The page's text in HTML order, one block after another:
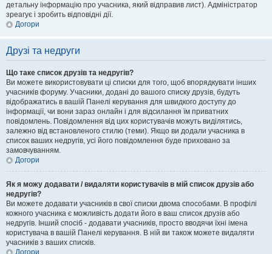
детальну інформацію про учасника, який відправив лист). Адміністратор
зреагує і зробить відповідні дії.
Догори
Друзі та недруги
Що таке список друзів та недругів?
Ви можете використовувати ці списки для того, щоб впорядкувати інших
учасників форуму. Учасники, додані до вашого списку друзів, будуть
відображатись в вашій Панелі керування для швидкого доступу до
інформації, чи вони зараз онлайн і для відсилання їм приватних
повідомлень. Повідомлення від цих користувачів можуть виділятись,
залежно від встановленого стилю (теми). Якщо ви додали учасника в
список ваших недругів, усі його повідомлення буде приховано за
замовчуванням.
Догори
Як я можу додавати / видаляти користувачів в мій список друзів або
недругів?
Ви можете додавати учасників в свої списки двома способами. В профілі
кожного учасника є можливість додати його в ваш список друзів або
недругів. Інший спосіб - додавати учасників, просто вводячи їхні імена
користувача в вашій Панелі керування. В ній ви також можете видаляти
учасників з ваших списків.
Догори